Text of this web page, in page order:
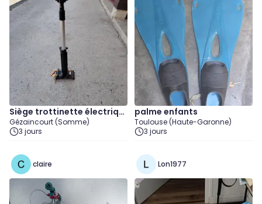
Siège trottinette électriqu
e
Gézaincourt (Somme)
3 jours
palme enfants
Toulouse (Haute-Garonne)
3 jours
claire Lon1977